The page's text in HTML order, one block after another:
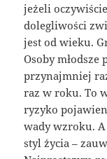
jeżeli
dolegliwości
jest od wieku.
Osoby młodsze
przynajmniej
raz w roku. To
ryzyko
wady wzroku. A
styl życia –